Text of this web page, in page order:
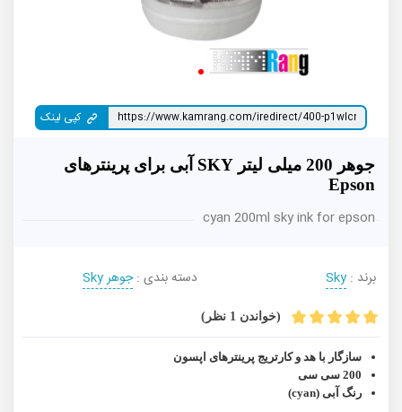
کپی لینک
جوهر 200 میلی لیتر SKY آبی برای پرینترهای
Epson
cyan 200ml sky ink for epson
برند : Sky دسته بندی : جوهر Sky
(خواندن 1 نظر)
سازگار با هد و کارتریج پرینترهای اپسون
200 سی سی
رنگ آبی (cyan)